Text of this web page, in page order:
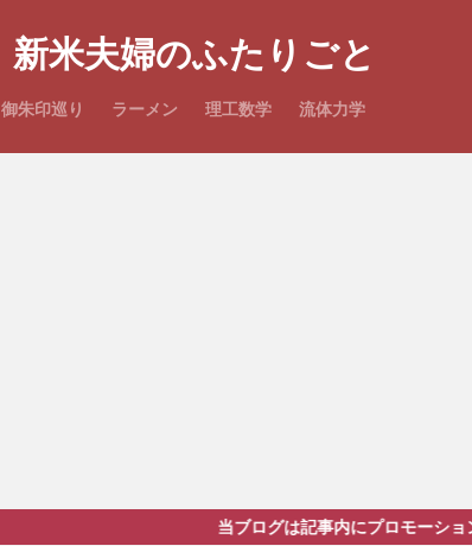
新米夫婦のふたりごと
御朱印巡り ラーメン 理工数学 流体力学
当ブログは記事内にプロモーションを含みます。ご